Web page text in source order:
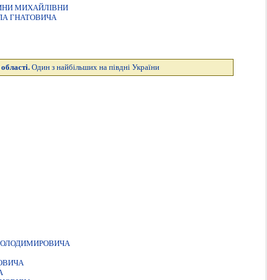
МИХАЙЛIВНИ
ГНАТОВИЧА
Один з найбільших на півдні України